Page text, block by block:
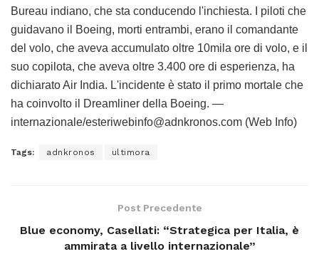
Bureau indiano, che sta conducendo l'inchiesta. I piloti che
guidavano il Boeing, morti entrambi, erano il comandante
del volo, che aveva accumulato oltre 10mila ore di volo, e il
suo copilota, che aveva oltre 3.400 ore di esperienza, ha
dichiarato Air India. L'incidente è stato il primo mortale che
ha coinvolto il Dreamliner della Boeing. —
internazionale/esteriwebinfo@adnkronos.com (Web Info)
Tags: adnkronos ultimora
Post Precedente
Blue economy, Casellati: “Strategica per Italia, è
ammirata a livello internazionale”